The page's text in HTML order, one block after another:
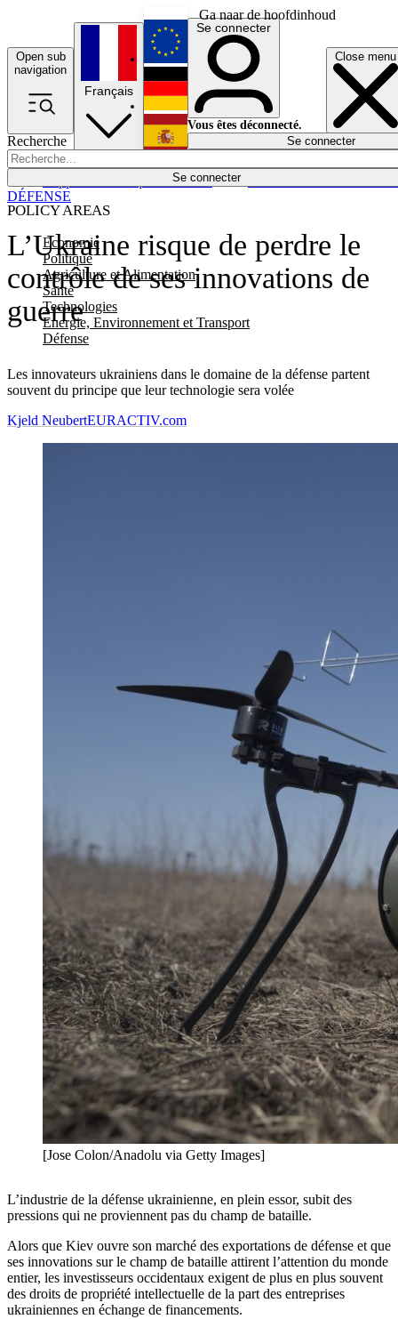
Ga naar de hoofdinhoud
Open sub
navigation
Close menu
Recherche
Se connecter
POLICY AREAS
Economie
Politique
Agriculture et Alimentation
Santé
Technologies
Energie, Environnement et Transport
Défense
Économie
Français
English
Deutsch
Español
Se connecter
Vous êtes déconnecté.
Se connecter
L’Ukraine risque de perdre le
contrôle de ses innovations de
guerre
Les innovateurs ukrainiens dans le domaine de la défense partent
souvent du principe que leur technologie sera volée
DÉFENSE
Kjeld NeubertEURACTIV.com
[Jose Colon/Anadolu via Getty Images]
L’industrie de la défense ukrainienne, en plein essor, subit des
pressions qui ne proviennent pas du champ de bataille.
Alors que Kiev ouvre son marché des exportations de défense et que
ses innovations sur le champ de bataille attirent l’attention du monde
entier, les investisseurs occidentaux exigent de plus en plus souvent
des droits de propriété intellectuelle de la part des entreprises
ukrainiennes en échange de financements.